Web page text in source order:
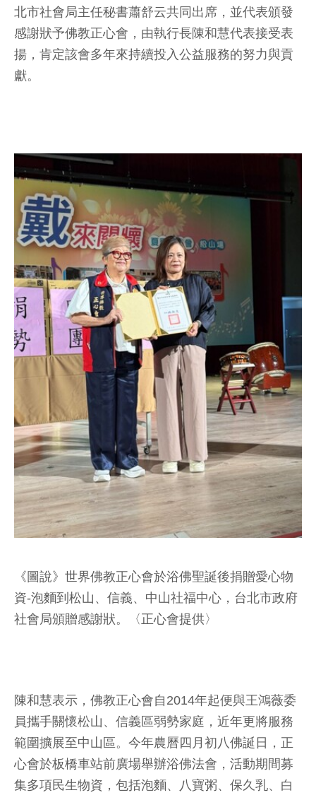
北市社會局主任秘書蕭舒云共同出席，並代表頒發
感謝狀予佛教正心會，由執行長陳和慧代表接受表
揚，肯定該會多年來持續投入公益服務的努力與貢
獻。
《圖說》世界佛教正心會於浴佛聖誕後捐贈愛心物
資-泡麵到松山、信義、中山社福中心，台北市政府
社會局頒贈感謝狀。〈正心會提供〉
陳和慧表示，佛教正心會自2014年起便與王鴻薇委
員攜手關懷松山、信義區弱勢家庭，近年更將服務
範圍擴展至中山區。今年農曆四月初八佛誕日，正
心會於板橋車站前廣場舉辦浴佛法會，活動期間募
集多項民生物資，包括泡麵、八寶粥、保久乳、白